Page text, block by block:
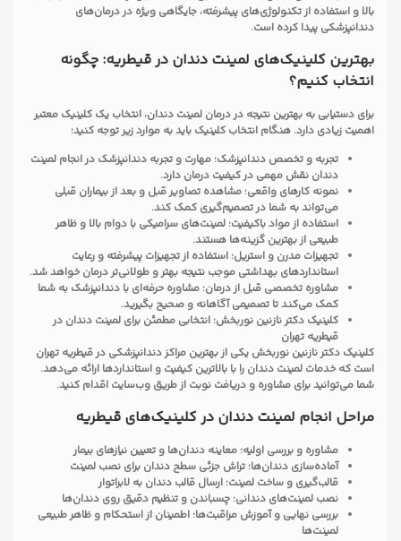
بالا و استفاده از تکنولوژی‌های پیشرفته، جایگاهی ویژه در درمان‌های
دندانپزشکی پیدا کرده است.
بهترین کلینیک‌های لمینت دندان در قیطریه: چگونه
انتخاب کنیم؟
برای دستیابی به بهترین نتیجه در درمان لمینت دندان، انتخاب یک کلینیک معتبر
اهمیت زیادی دارد. هنگام انتخاب کلینیک باید به موارد زیر توجه کنید:
تجربه و تخصص دندانپزشک: مهارت و تجربه دندانپزشک در انجام لمینت
دندان نقش مهمی در کیفیت درمان دارد.
نمونه کارهای واقعی: مشاهده تصاویر قبل و بعد از بیماران قبلی
می‌تواند به شما در تصمیم‌گیری کمک کند.
استفاده از مواد باکیفیت: لمینت‌های سرامیکی با دوام بالا و ظاهر
طبیعی از بهترین گزینه‌ها هستند.
تجهیزات مدرن و استریل: استفاده از تجهیزات پیشرفته و رعایت
استانداردهای بهداشتی موجب نتیجه بهتر و طولانی‌تر درمان خواهد شد.
مشاوره تخصصی قبل از درمان: مشاوره حرفه‌ای با دندانپزشک به شما
کمک می‌کند تا تصمیمی آگاهانه و صحیح بگیرید.
کلینیک دکتر نازنین نوربخش: انتخابی مطمئن برای لمینت دندان در
قیطریه تهران
کلینیک دکتر نازنین نوربخش یکی از بهترین مراکز دندانپزشکی در قیطریه تهران
است که خدمات لمینت دندان را با بالاترین کیفیت و استانداردها ارائه می‌دهد.
شما می‌توانید برای مشاوره و دریافت نوبت از طریق وب‌سایت اقدام کنید.
مراحل انجام لمینت دندان در کلینیک‌های قیطریه
مشاوره و بررسی اولیه: معاینه دندان‌ها و تعیین نیازهای بیمار
آماده‌سازی دندان‌ها: تراش جزئی سطح دندان برای نصب لمینت
قالب‌گیری و ساخت لمینت: ارسال قالب دندان به لابراتوار
نصب لمینت‌های دندانی: چسباندن و تنظیم دقیق روی دندان‌ها
بررسی نهایی و آموزش مراقبت‌ها: اطمینان از استحکام و ظاهر طبیعی
لمینت‌ها